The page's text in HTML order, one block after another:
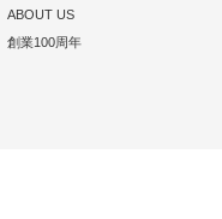
ABOUT US
創業100周年